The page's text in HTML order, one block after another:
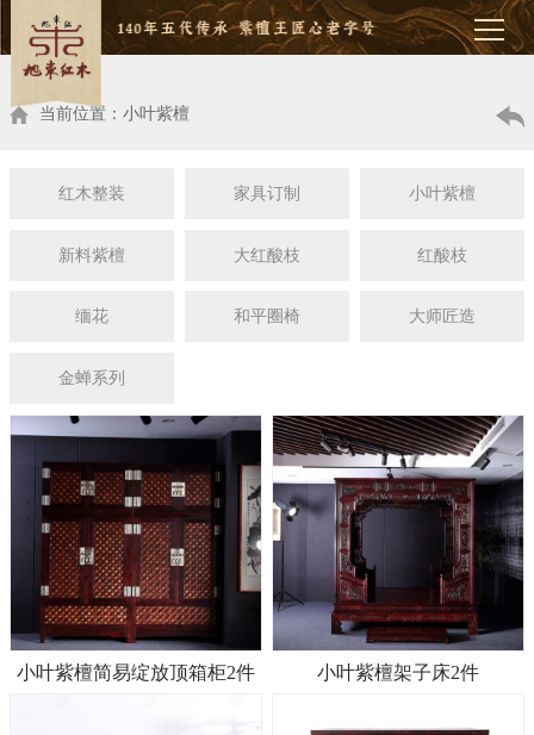
当前位置：小叶紫檀
红木整装 家具订制 小叶紫檀
新料紫檀 大红酸枝 红酸枝
缅花 和平圈椅 大师匠造
金蝉系列
小叶紫檀简易绽放顶箱柜2件 小叶紫檀架子床2件